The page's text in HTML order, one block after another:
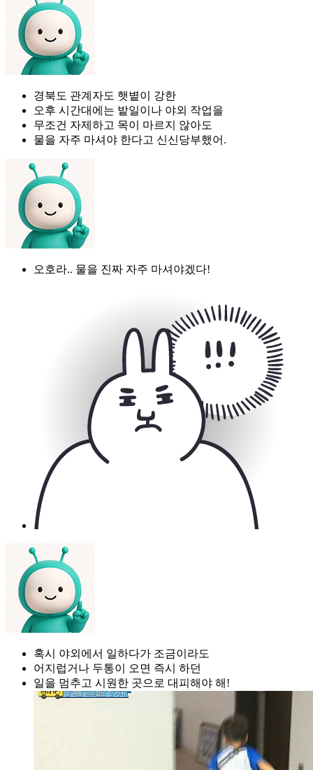
경북도 관계자도 햇볕이 강한
오후 시간대에는 밭일이나 야외 작업을
무조건 자제하고 목이 마르지 않아도
물을 자주 마셔야 한다고 신신당부했어.
오호라.. 물을 진짜 자주 마셔야겠다!
혹시 야외에서 일하다가 조금이라도
어지럽거나 두통이 오면 즉시 하던
일을 멈추고 시원한 곳으로 대피해야 해!